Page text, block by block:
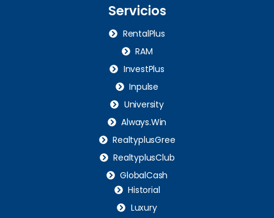
Servicios
RentalPlus
RAM
InvestPlus
Inpulse
University
Always.Win
RealtyplusGree
RealtyplusClub
GlobalCash
Historial
Luxury